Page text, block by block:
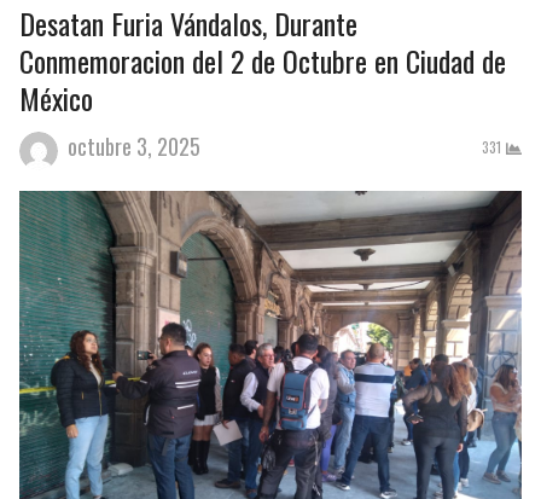
Desatan Furia Vándalos, Durante
Conmemoracion del 2 de Octubre en Ciudad de
México
octubre 3, 2025 331